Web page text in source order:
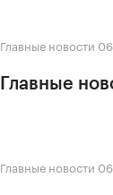
Главные новости
Главные
Главные новости